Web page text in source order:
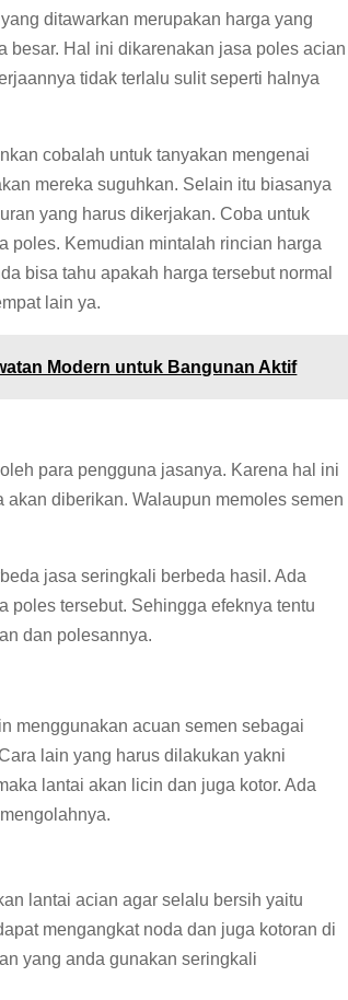
ditawarkan merupakan harga yang
besar. Hal ini dikarenakan jasa poles acian
tidak terlalu sulit seperti halnya
cobalah untuk tanyakan mengenai
mereka suguhkan. Selain itu biasanya
yang harus dikerjakan. Coba untuk
poles. Kemudian mintalah rincian harga
bisa tahu apakah harga tersebut normal
lain ya.
Modern untuk Bangunan Aktif
para pengguna jasanya. Karena hal ini
diberikan. Walaupun memoles semen
jasa seringkali berbeda hasil. Ada
poles tersebut. Sehingga efeknya tentu
dan polesannya.
menggunakan acuan semen sebagai
lain yang harus dilakukan yakni
lantai akan licin dan juga kotor. Ada
lantai acian agar selalu bersih yaitu
mengangkat noda dan juga kotoran di
yang anda gunakan seringkali